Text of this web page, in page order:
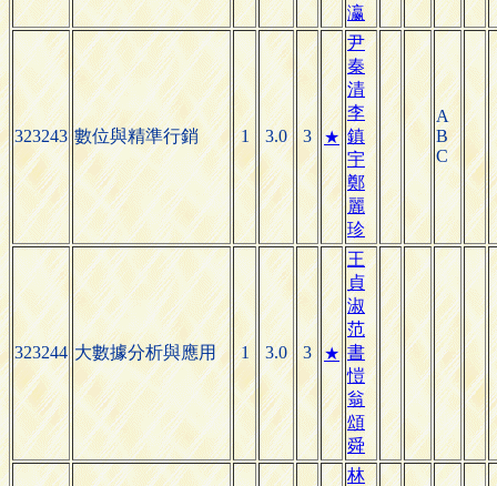
瀛
323243 數位與精準行銷 1 3.0 3 ★
尹
秦
清
李
鎮
宇
鄭
麗
珍
A
B
C
323244 大數據分析與應用 1 3.0 3 ★
王
貞
淑
范
書
愷
翁
頌
舜
林